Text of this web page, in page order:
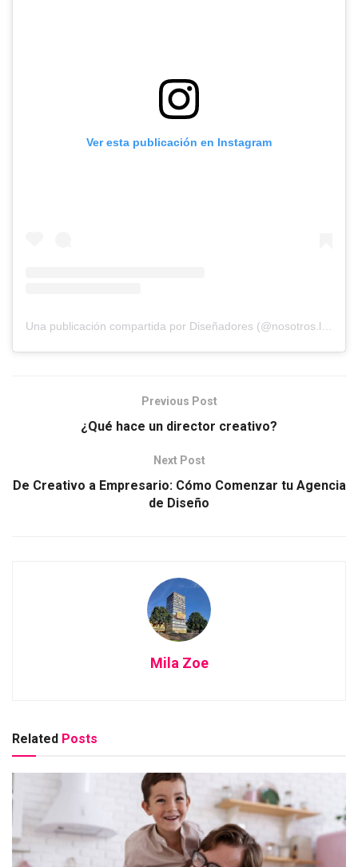
Ver esta publicación en Instagram
Una publicación compartida por Diseñadores (@nosotros.los.disenadores)
Previous Post
¿Qué hace un director creativo?
Next Post
De Creativo a Empresario: Cómo Comenzar tu Agencia
de Diseño
Mila Zoe
Related Posts